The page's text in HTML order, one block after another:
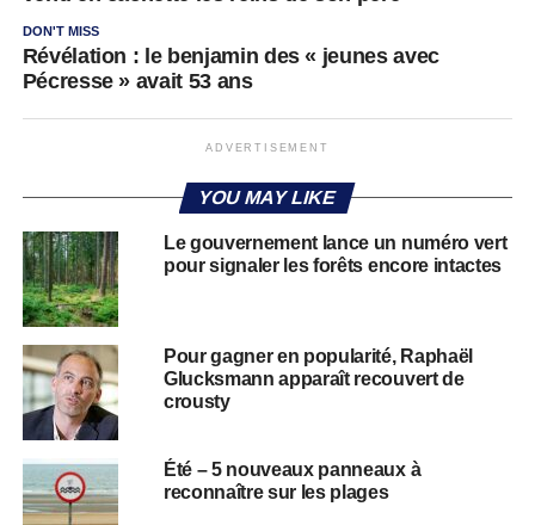
DON'T MISS
Révélation : le benjamin des « jeunes avec
Pécresse » avait 53 ans
ADVERTISEMENT
YOU MAY LIKE
Le gouvernement lance un numéro vert
pour signaler les forêts encore intactes
Pour gagner en popularité, Raphaël
Glucksmann apparaît recouvert de
crousty
Été – 5 nouveaux panneaux à
reconnaître sur les plages